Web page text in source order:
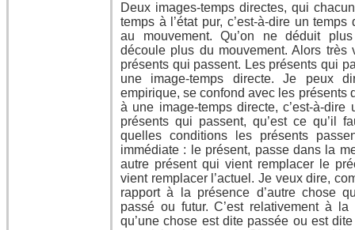
Deux images-temps directes, qui
temps à l’état pur, c’est-à-dire un
au mouvement. Qu’on ne déduit
découle plus du mouvement. Alors
présents qui passent. Les présents qui
une image-temps directe. Je peux
empirique, se confond avec les présents
à une image-temps directe, c’est-à-
présents qui passent, qu’est ce qu’il
quelles conditions les présents
immédiate : le présent, passe dans la
autre présent qui vient remplacer le
vient remplacer l’actuel. Je veux dire,
rapport à la présence d’autre chose
passé ou futur. C’est relativement à la
qu’une chose est dite passée ou est